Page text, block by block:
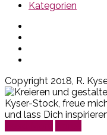
Kategorien
Copyright 2018, R.